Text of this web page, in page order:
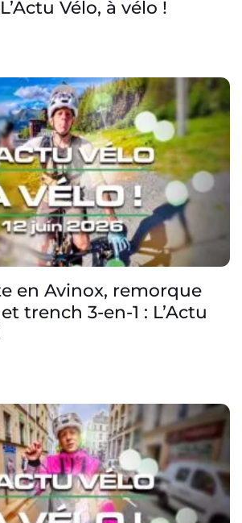
Vélo, à vélo !
en Avinox, remorque
trench 3-en-1 : L’Actu